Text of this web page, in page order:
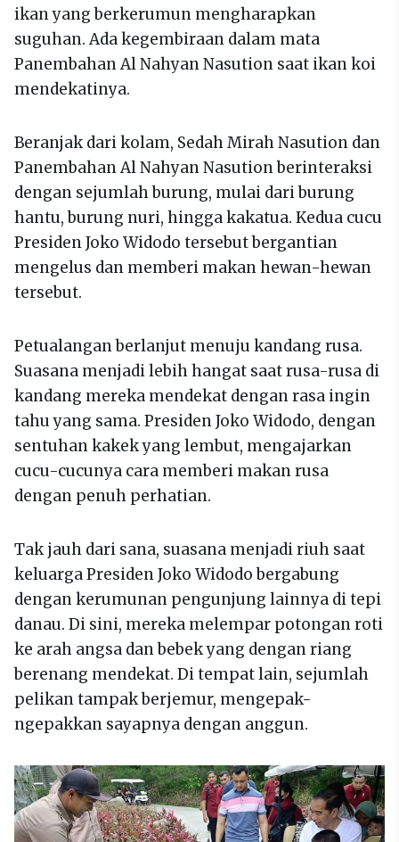
ikan yang berkerumun mengharapkan
suguhan. Ada kegembiraan dalam mata
Panembahan Al Nahyan Nasution saat ikan koi
mendekatinya.
Beranjak dari kolam, Sedah Mirah Nasution dan
Panembahan Al Nahyan Nasution berinteraksi
dengan sejumlah burung, mulai dari burung
hantu, burung nuri, hingga kakatua. Kedua cucu
Presiden Joko Widodo tersebut bergantian
mengelus dan memberi makan hewan-hewan
tersebut.
Petualangan berlanjut menuju kandang rusa.
Suasana menjadi lebih hangat saat rusa-rusa di
kandang mereka mendekat dengan rasa ingin
tahu yang sama. Presiden Joko Widodo, dengan
sentuhan kakek yang lembut, mengajarkan
cucu-cucunya cara memberi makan rusa
dengan penuh perhatian.
Tak jauh dari sana, suasana menjadi riuh saat
keluarga Presiden Joko Widodo bergabung
dengan kerumunan pengunjung lainnya di tepi
danau. Di sini, mereka melempar potongan roti
ke arah angsa dan bebek yang dengan riang
berenang mendekat. Di tempat lain, sejumlah
pelikan tampak berjemur, mengepak-
ngepakkan sayapnya dengan anggun.